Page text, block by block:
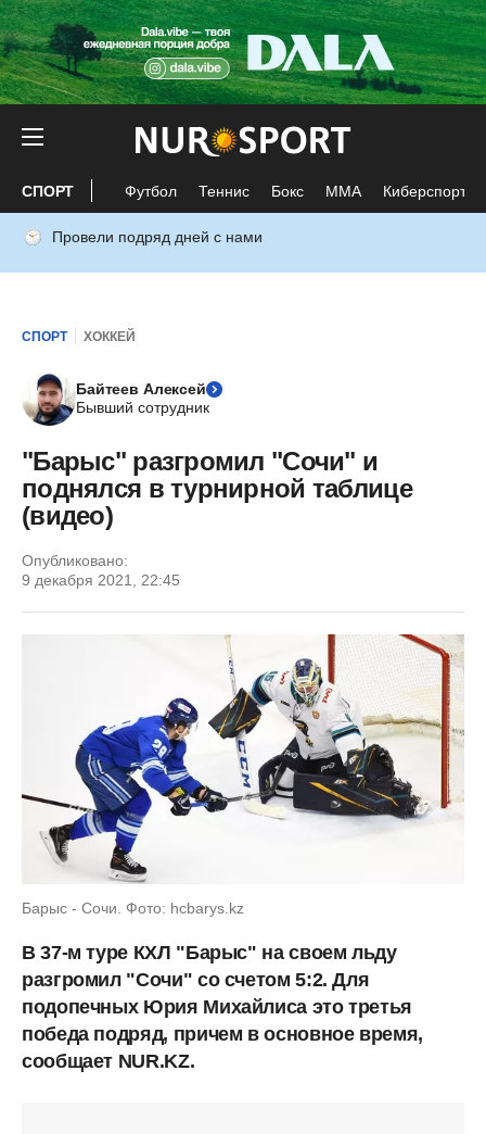
СПОРТ Футбол Теннис Бокс ММА Киберспорт
Провели подряд дней с нами
СПОРТ ХОККЕЙ
Байтеев Алексей
Бывший сотрудник
"Барыс" разгромил "Сочи" и
поднялся в турнирной таблице
(видео)
Опубликовано:
9 декабря 2021, 22:45
Барыс - Сочи. Фото: hcbarys.kz
В 37-м туре КХЛ "Барыс" на своем льду
разгромил "Сочи" со счетом 5:2. Для
подопечных Юрия Михайлиса это третья
победа подряд, причем в основное время,
сообщает NUR.KZ.